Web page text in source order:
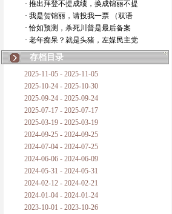
· 推出拜登不提成绩，换成锦丽不提
· 我是贺锦丽，请投我一票 （双语
· 恰如预测，杀死川普是最后备案
· 老年痴呆？就是头猪，左媒民主党
存档目录
2025-11-05 - 2025-11-05
2025-10-24 - 2025-10-30
2025-09-24 - 2025-09-24
2025-07-17 - 2025-07-17
2025-03-19 - 2025-03-19
2024-09-25 - 2024-09-25
2024-07-04 - 2024-07-25
2024-06-06 - 2024-06-09
2024-05-31 - 2024-05-31
2024-02-12 - 2024-02-21
2024-01-04 - 2024-01-24
2023-10-01 - 2023-10-26